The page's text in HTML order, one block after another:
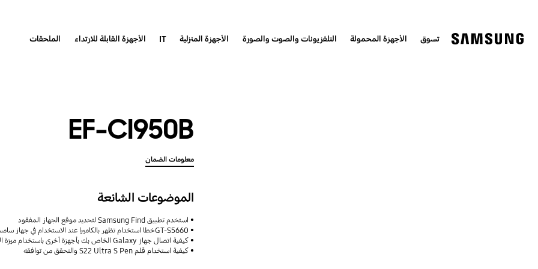
تسوق الأجهزة المحمولة التلفزيونات والصوت والصورة الأجهزة المنزلية IT الأجهزة القابلة للارتداء الملحقات
EF-CI950B
معلومات الضمان
الموضوعات الشائعة
استخدم تطبيق Samsung Find لتحديد موقع الجهاز المفقود
GT-S5660خطا استخدام تظهر بالكاميرا عند الاستخدام في جهاز سامسونج موديل
كيفية اتصال جهاز Galaxy الخاص بك بأجهزة أخرى باستخدام ميزة الأجهزة المتصلة مع دعم Samsung
كيفية استخدام قلم S22 Ultra S Pen والتحقق من توافقه